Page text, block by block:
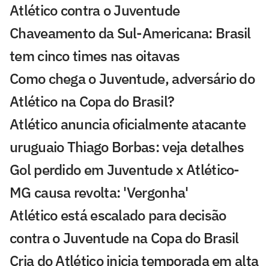
Atlético contra o Juventude
Chaveamento da Sul-Americana: Brasil
tem cinco times nas oitavas
Como chega o Juventude, adversário do
Atlético na Copa do Brasil?
Atlético anuncia oficialmente atacante
uruguaio Thiago Borbas: veja detalhes
Gol perdido em Juventude x Atlético-
MG causa revolta: 'Vergonha'
Atlético está escalado para decisão
contra o Juventude na Copa do Brasil
Cria do Atlético inicia temporada em alta